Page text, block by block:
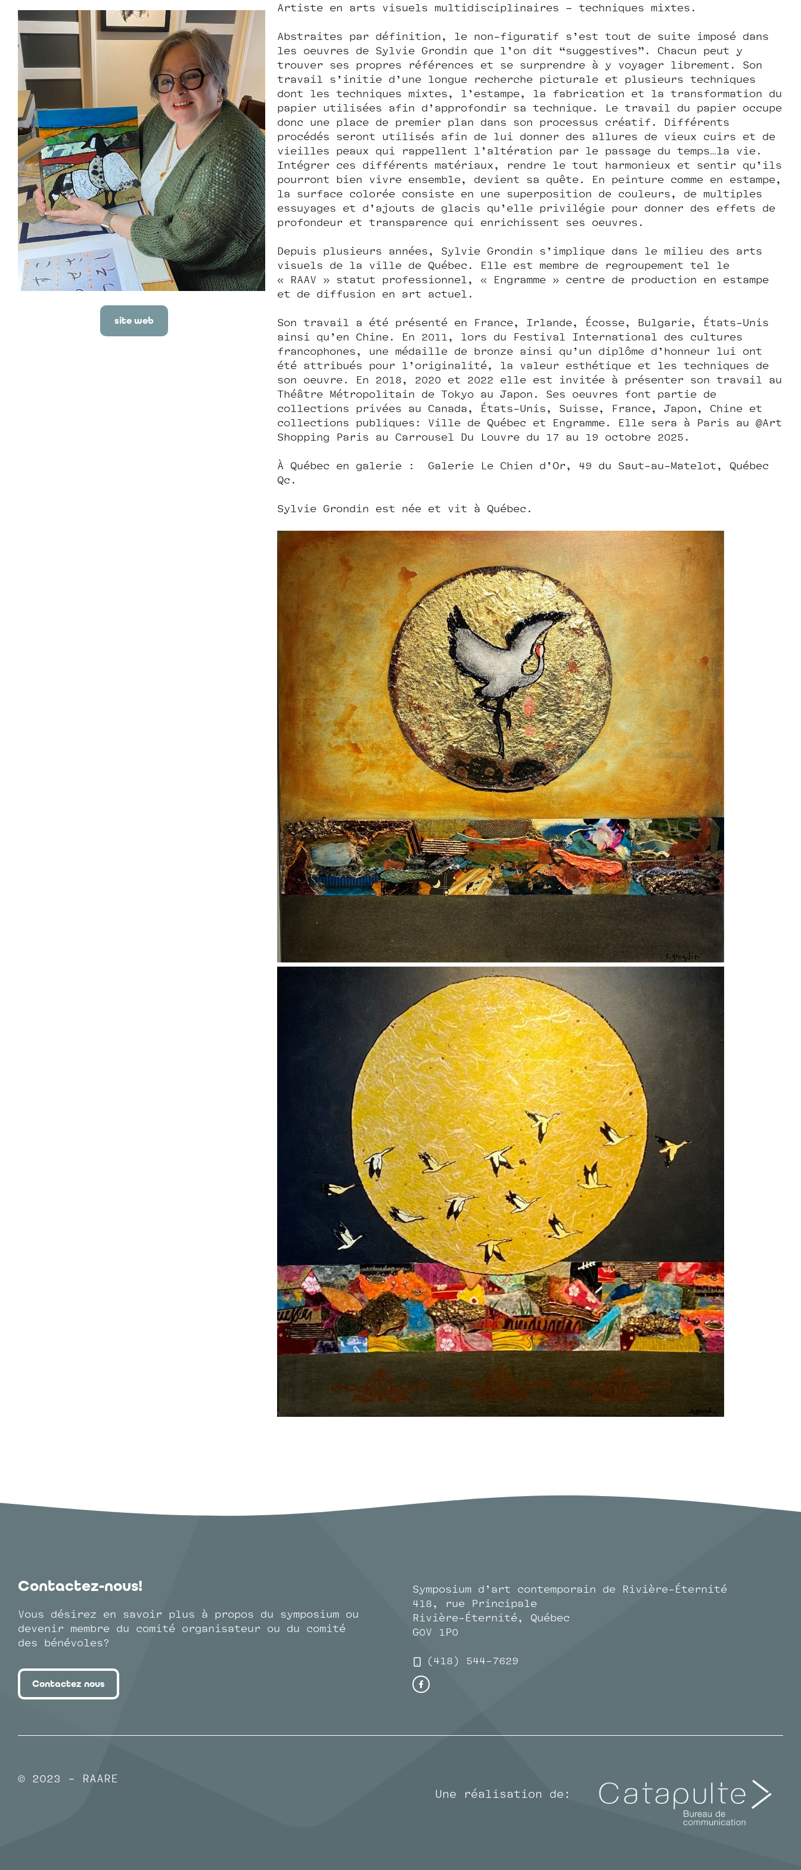
site web
Artiste en arts visuels multidisciplinaires – techniques mixtes.
Abstraites par définition, le non-figuratif s’est tout de suite imposé dans
les oeuvres de Sylvie Grondin que l’on dit “suggestives”. Chacun peut y
trouver ses propres références et se surprendre à y voyager librement. Son
travail s’initie d’une longue recherche picturale et plusieurs techniques
dont les techniques mixtes, l’estampe, la fabrication et la transformation du
papier utilisées afin d’approfondir sa technique. Le travail du papier occupe
donc une place de premier plan dans son processus créatif. Différents
procédés seront utilisés afin de lui donner des allures de vieux cuirs et de
vieilles peaux qui rappellent l’altération par le passage du temps…la vie.
Intégrer ces différents matériaux, rendre le tout harmonieux et sentir qu’ils
pourront bien vivre ensemble, devient sa quête. En peinture comme en estampe,
la surface colorée consiste en une superposition de couleurs, de multiples
essuyages et d’ajouts de glacis qu’elle privilégie pour donner des effets de
profondeur et transparence qui enrichissent ses oeuvres.
Depuis plusieurs années, Sylvie Grondin s’implique dans le milieu des arts
visuels de la ville de Québec. Elle est membre de regroupement tel le
« RAAV » statut professionnel, « Engramme » centre de production en estampe
et de diffusion en art actuel.
Son travail a été présenté en France, Irlande, Écosse, Bulgarie, États-Unis
ainsi qu’en Chine. En 2011, lors du Festival International des cultures
francophones, une médaille de bronze ainsi qu’un diplôme d’honneur lui ont
été attribués pour l’originalité, la valeur esthétique et les techniques de
son œuvre. En 2018, 2020 et 2022 elle est invitée à présenter son travail au
Théâtre Métropolitain de Tokyo au Japon. Ses œuvres font partie de
collections privées au Canada, États-Unis, Suisse, France, Japon, Chine et
collections publiques: Ville de Québec et Engramme. Elle sera à Paris au @Art
Shopping Paris au Carrousel Du Louvre du 17 au 19 octobre 2025.
À Québec en galerie : Galerie Le Chien d’Or, 49 du Saut-au-Matelot, Québec
Qc.
Sylvie Grondin est née et vit à Québec.
Contactez-nous!
Vous désirez en savoir plus à propos du symposium ou
devenir membre du comité organisateur ou du comité
des bénévoles?
Contactez nous
Symposium d’art contemporain de Rivière-Éternité
418, rue Principale
Rivière-Éternité, Québec
G0V 1P0
(418) 544-7629
© 2023 - RAARE
Une réalisation de: